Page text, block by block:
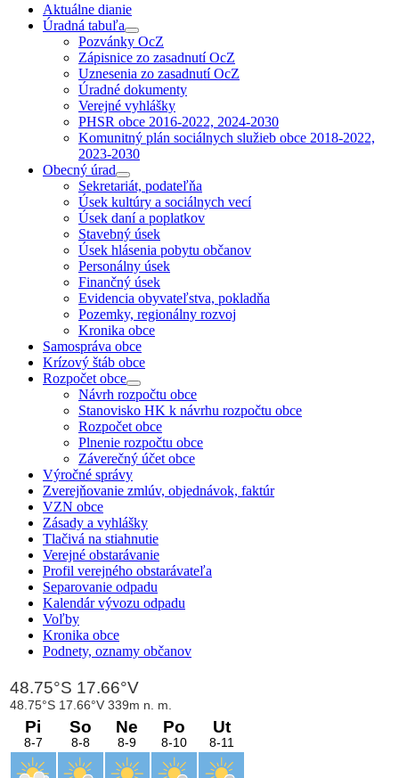
Aktuálne dianie
Úradná tabuľa
Pozvánky OcZ
Zápisnice zo zasadnutí OcZ
Uznesenia zo zasadnutí OcZ
Úradné dokumenty
Verejné vyhlášky
PHSR obce 2016-2022, 2024-2030
Komunitný plán sociálnych služieb obce 2018-2022,
2023-2030
Obecný úrad
Sekretariát, podateľňa
Úsek kultúry a sociálnych vecí
Úsek daní a poplatkov
Stavebný úsek
Úsek hlásenia pobytu občanov
Personálny úsek
Finančný úsek
Evidencia obyvateľstva, pokladňa
Pozemky, regionálny rozvoj
Kronika obce
Samospráva obce
Krízový štáb obce
Rozpočet obce
Návrh rozpočtu obce
Stanovisko HK k návrhu rozpočtu obce
Rozpočet obce
Plnenie rozpočtu obce
Záverečný účet obce
Výročné správy
Zverejňovanie zmlúv, objednávok, faktúr
VZN obce
Zásady a vyhlášky
Tlačivá na stiahnutie
Verejné obstarávanie
Profil verejného obstarávateľa
Separovanie odpadu
Kalendár vývozu odpadu
Voľby
Kronika obce
Podnety, oznamy občanov